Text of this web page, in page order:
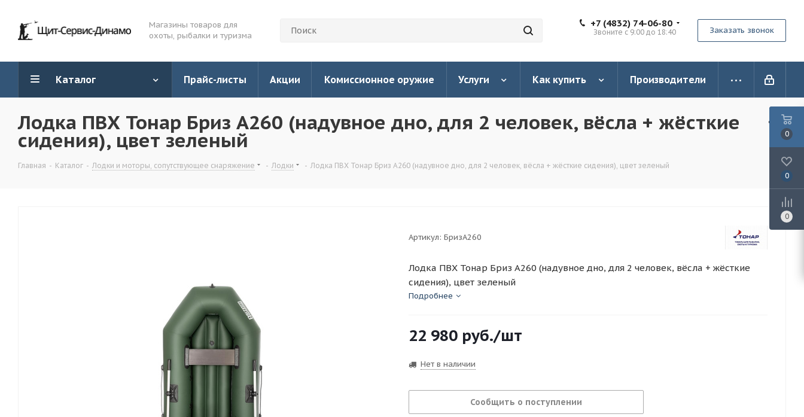
Магазины товаров для
охоты, рыбалки и туризма
+7 (4832) 74-06-80
Звоните с 9:00 до 18:40 Заказать звонок
Каталог Прайс-листы Акции Комиссионное оружие Услуги Как купить Производители
Лодка ПВХ Тонар Бриз А260 (надувное дно, для 2 человек, вёсла + жёсткие
сидения), цвет зеленый
Главная - Каталог - Лодки и моторы, сопутствующее снаряжение - Лодки - Лодка ПВХ Тонар Бриз А260 (надувное дно, для 2 человек, вёсла + жёсткие сидения), цвет зеленый
Артикул: БризА260
Лодка ПВХ Тонар Бриз А260 (надувное дно, для 2 человек, вёсла + жёсткие
сидения), цвет зеленый
Подробнее
22 980 руб./шт
Нет в наличии
Сообщить о поступлении
0
0
0